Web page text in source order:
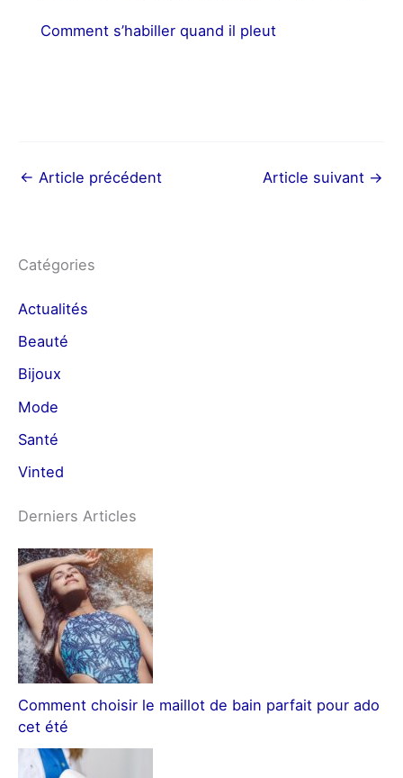
Comment s’habiller quand il pleut
← Article précédent Article suivant →
Catégories
Actualités
Beauté
Bijoux
Mode
Santé
Vinted
Derniers Articles
Comment choisir le maillot de bain parfait pour ado
cet été